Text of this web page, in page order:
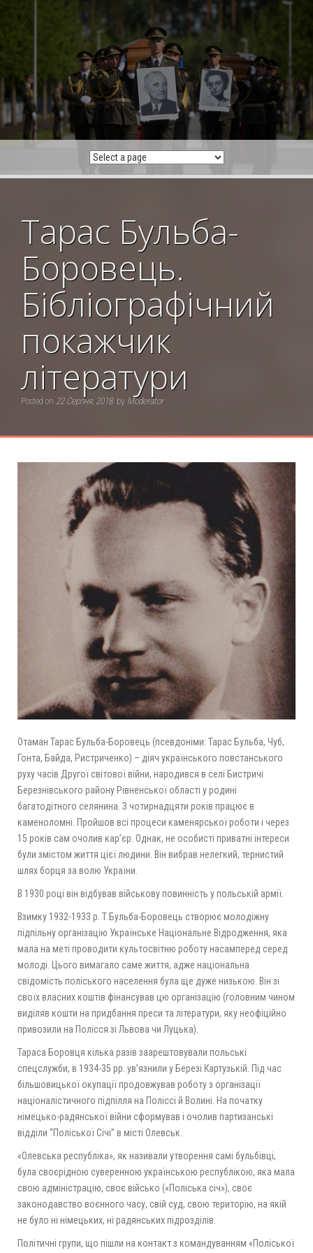
Тарас Бульба-
Боровець.
Бібліографічний
покажчик
літератури
Posted on 22 Серпня, 2018 by Moderator
Отаман Тарас Бульба-Боровець (псевдоніми: Тарас Бульба, Чуб,
Гонта, Байда, Ристриченко) – діяч українського повстанського
руху часів Другої світової війни, народився в селі Бистричі
Березнівського району Рівненської області у родині
багатодітного селянина. З чотирнадцяти років працює в
каменоломні. Пройшов всі процеси каменярської роботи і через
15 років сам очолив кар’єр. Однак, не особисті приватні інтереси
були змістом життя цієї людини. Він вибрав нелегкий, тернистий
шлях борця за волю України.
В 1930 році він відбував військову повинність у польській армії.
Взимку 1932-1933 р. Т.Бульба-Боровець створює молодіжну
підпільну організацію Українське Національне Відродження, яка
мала на меті проводити культосвітню роботу насамперед серед
молоді. Цього вимагало саме життя, адже національна
свідомість поліського населення була ще дуже низькою. Вiн зi
своїх власних коштiв фiнансував цю органiзацiю (головним чином
видiляв кошти на придбання преси та лiтератури, яку неофiцiйно
привозили на Полiсся зi Львова чи Луцька).
Тараса Боровця кілька разів заарештовували польські
спецслужби, в 1934-35 рр. ув’язнили у Березі Картузькій. Під час
більшовицької окупації продовжував роботу з організації
націоналістичного підпілля на Поліссі й Волині. На початку
німецько-радянської війни сформував і очолив партизанські
відділи “Поліської Січі” в місті Олевськ.
«Олевська республіка», як називали утворення самі бульбівці,
була своєрідною суверенною українською республікою, яка мала
свою адміністрацію, своє військо («Поліська січ»), своє
законодавство воєнного часу, свій суд, свою територію, на якій
не було ні німецьких, ні радянських підрозділів.
Політичні групи, що пішли на контакт з командуванням «Поліської